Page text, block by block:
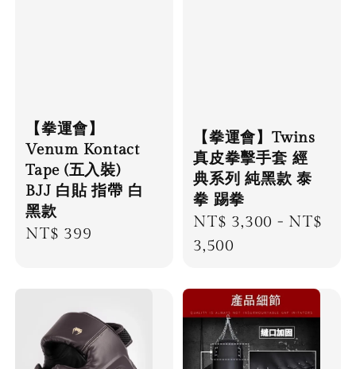
【拳運會】
Venum Kontact
Tape (五入裝)
BJJ 白貼 指帶 白
黑款
Regular
NT$ 399
【拳運會】Twins
真皮拳擊手套 經
典系列 純黑款 泰
拳 踢拳
Regular
price
NT$ 3,300 - NT$
3,500